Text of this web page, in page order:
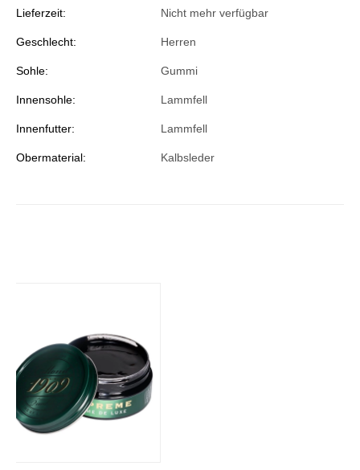
Lieferzeit: Nicht mehr verfügbar
Geschlecht: Herren
Sohle: Gummi
Innensohle: Lammfell
Innenfutter: Lammfell
Obermaterial: Kalbsleder